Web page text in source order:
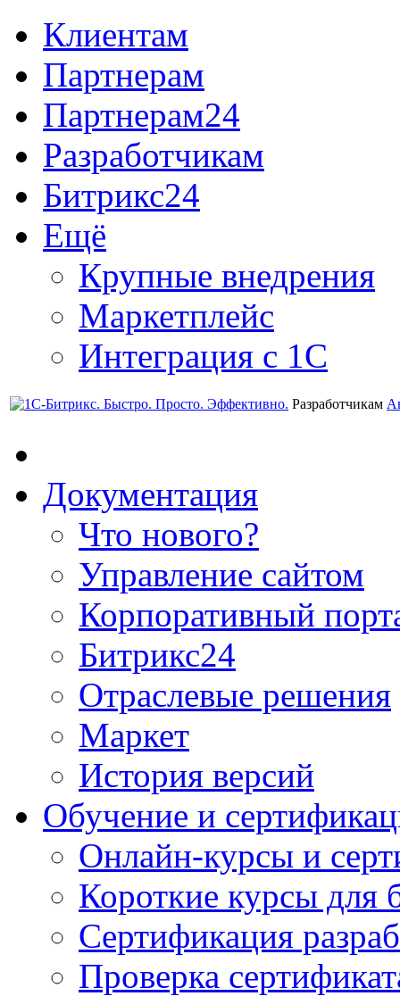
Клиентам
Партнерам
Партнерам24
Разработчикам
Битрикс24
Ещё
Крупные внедрения
Маркетплейс
Интеграция с 1С
Разработчикам
Документация
Что нового?
Управление сайтом
Корпоративный
Битрикс24
Отраслевые решения
Маркет
История версий
Обучение и
Онлайн-курсы и
Короткие курсы для
Сертификация
Проверка